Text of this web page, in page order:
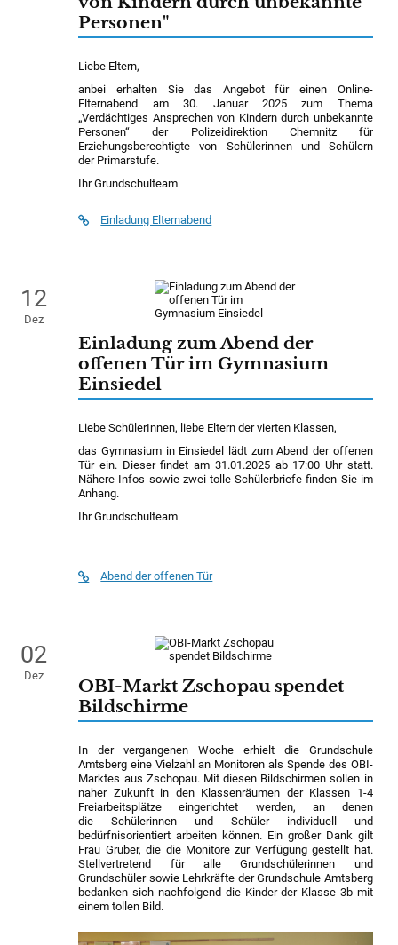
Personen"
Liebe Eltern,
anbei erhalten Sie das Angebot für einen Online-
Elternabend am 30. Januar 2025 zum Thema
„Verdächtiges Ansprechen von Kindern durch unbekannte
Personen“ der Polizeidirektion Chemnitz für
Erziehungsberechtigte von Schülerinnen und Schülern
der Primarstufe.
Ihr Grundschulteam
Einladung Elternabend
12
Dez
Einladung zum Abend der
offenen Tür im Gymnasium
Einsiedel
Liebe SchülerInnen, liebe Eltern der vierten Klassen,
das Gymnasium in Einsiedel lädt zum Abend der offenen
Tür ein. Dieser findet am 31.01.2025 ab 17:00 Uhr statt.
Nähere Infos sowie zwei tolle Schülerbriefe finden Sie im
Anhang.
Ihr Grundschulteam
Abend der offenen Tür
02
Dez
OBI-Markt Zschopau spendet
Bildschirme
In der vergangenen Woche erhielt die Grundschule
Amtsberg eine Vielzahl an Monitoren als Spende des OBI-
Marktes aus Zschopau. Mit diesen Bildschirmen sollen in
naher Zukunft in den Klassenräumen der Klassen 1-4
Freiarbeitsplätze eingerichtet werden, an denen
die Schülerinnen und Schüler individuell und
bedürfnisorientiert arbeiten können. Ein großer Dank gilt
Frau Gruber, die die Monitore zur Verfügung gestellt hat.
Stellvertretend für alle Grundschülerinnen und
Grundschüler sowie Lehrkräfte der Grundschule Amtsberg
bedanken sich nachfolgend die Kinder der Klasse 3b mit
einem tollen Bild.